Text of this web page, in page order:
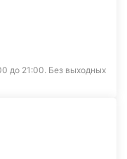
до 21:00. Без выходных